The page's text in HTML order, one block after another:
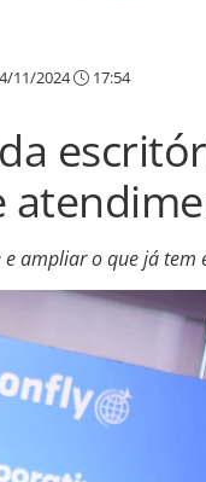
11/2024 17:54
ampliar o que já tem